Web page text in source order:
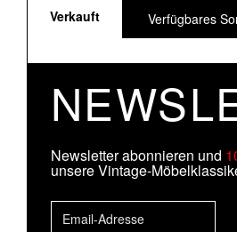
Verkauft Verfügbares
Newsletter abonnieren und
unsere Vintage-